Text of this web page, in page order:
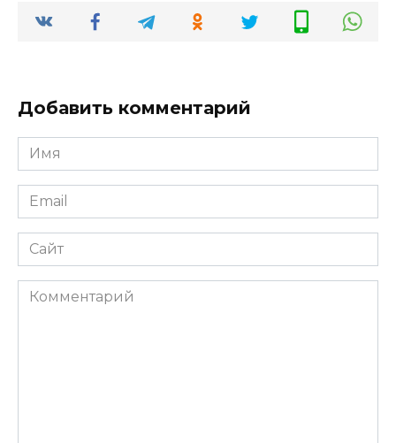
Добавить комментарий
Имя
Email
Сайт
Комментарий